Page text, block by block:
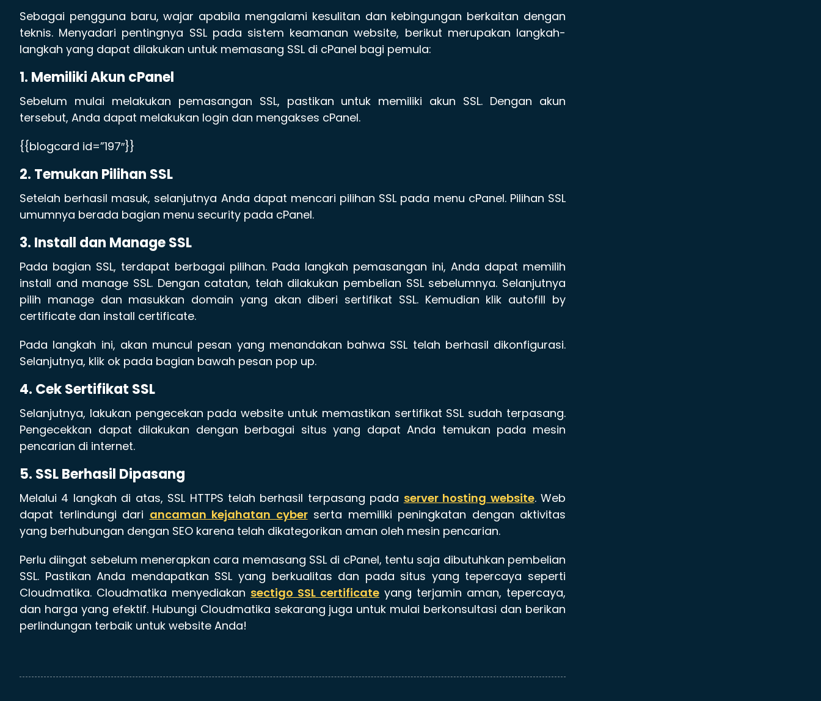
Sebagai pengguna baru, wajar apabila mengalami kesulitan dan kebingungan berkaitan dengan
teknis. Menyadari pentingnya SSL pada sistem keamanan website, berikut merupakan langkah-
langkah yang dapat dilakukan untuk memasang SSL di cPanel bagi pemula:
1. Memiliki Akun cPanel
Sebelum mulai melakukan pemasangan SSL, pastikan untuk memiliki akun SSL. Dengan akun
tersebut, Anda dapat melakukan login dan mengakses cPanel.
{{blogcard id=”197″}}
2. Temukan Pilihan SSL
Setelah berhasil masuk, selanjutnya Anda dapat mencari pilihan SSL pada menu cPanel. Pilihan SSL
umumnya berada bagian menu security pada cPanel.
3. Install dan Manage SSL
Pada bagian SSL, terdapat berbagai pilihan. Pada langkah pemasangan ini, Anda dapat memilih
install and manage SSL. Dengan catatan, telah dilakukan pembelian SSL sebelumnya. Selanjutnya
pilih manage dan masukkan domain yang akan diberi sertifikat SSL. Kemudian klik autofill by
certificate dan install certificate.
Pada langkah ini, akan muncul pesan yang menandakan bahwa SSL telah berhasil dikonfigurasi.
Selanjutnya, klik ok pada bagian bawah pesan pop up.
4. Cek Sertifikat SSL
Selanjutnya, lakukan pengecekan pada website untuk memastikan sertifikat SSL sudah terpasang.
Pengecekkan dapat dilakukan dengan berbagai situs yang dapat Anda temukan pada mesin
pencarian di internet.
5. SSL Berhasil Dipasang
Melalui 4 langkah di atas, SSL HTTPS telah berhasil terpasang pada server hosting website. Web
dapat terlindungi dari ancaman kejahatan cyberserta memiliki peningkatan dengan aktivitas
yang berhubungan dengan SEO karena telah dikategorikan aman oleh mesin pencarian.
Perlu diingat sebelum menerapkan cara memasang SSL di cPanel, tentu saja dibutuhkan pembelian
SSL. Pastikan Anda mendapatkan SSL yang berkualitas dan pada situs yang tepercaya seperti
Cloudmatika. Cloudmatika menyediakan sectigo SSL certificate yang terjamin aman, tepercaya,
dan harga yang efektif. Hubungi Cloudmatika sekarang juga untuk mulai berkonsultasi dan berikan
perlindungan terbaik untuk website Anda!